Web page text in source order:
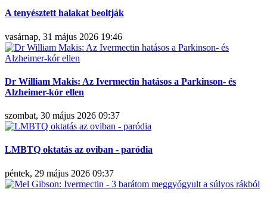
A tenyésztett halakat beoltják
vasárnap, 31 május 2026 19:46
Dr William Makis: Az Ivermectin hatásos a Parkinson- és
Alzheimer-kór ellen
szombat, 30 május 2026 09:37
LMBTQ oktatás az oviban - paródia
péntek, 29 május 2026 09:37